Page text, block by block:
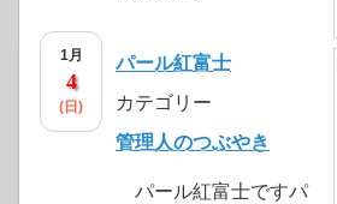
1月
4
(日)
パール紅富士
カテゴリー
管理人のつぶやき
パール紅富士ですパ